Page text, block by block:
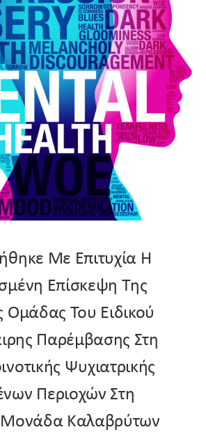
Με Επιτυχία Η
Επίσκεψη Της
Ομάδας Του Ειδικού
Παρέμβασης Στη
Ψυχιατρικής
Περιοχών Στη
Μονάδα Καλαβρύτων